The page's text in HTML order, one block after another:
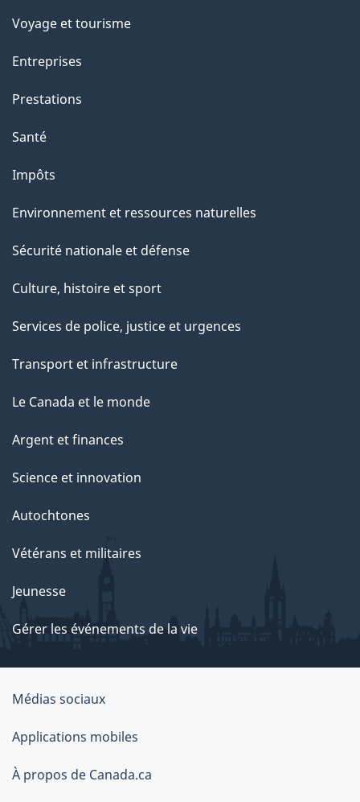
Voyage et tourisme
Entreprises
Prestations
Santé
Impôts
Environnement et ressources naturelles
Sécurité nationale et défense
Culture, histoire et sport
Services de police, justice et urgences
Transport et infrastructure
Le Canada et le monde
Argent et finances
Science et innovation
Autochtones
Vétérans et militaires
Jeunesse
Gérer les événements de la vie
Organisation
du
gouvernement
du
Médias sociaux
Applications mobiles
À propos de Canada.ca